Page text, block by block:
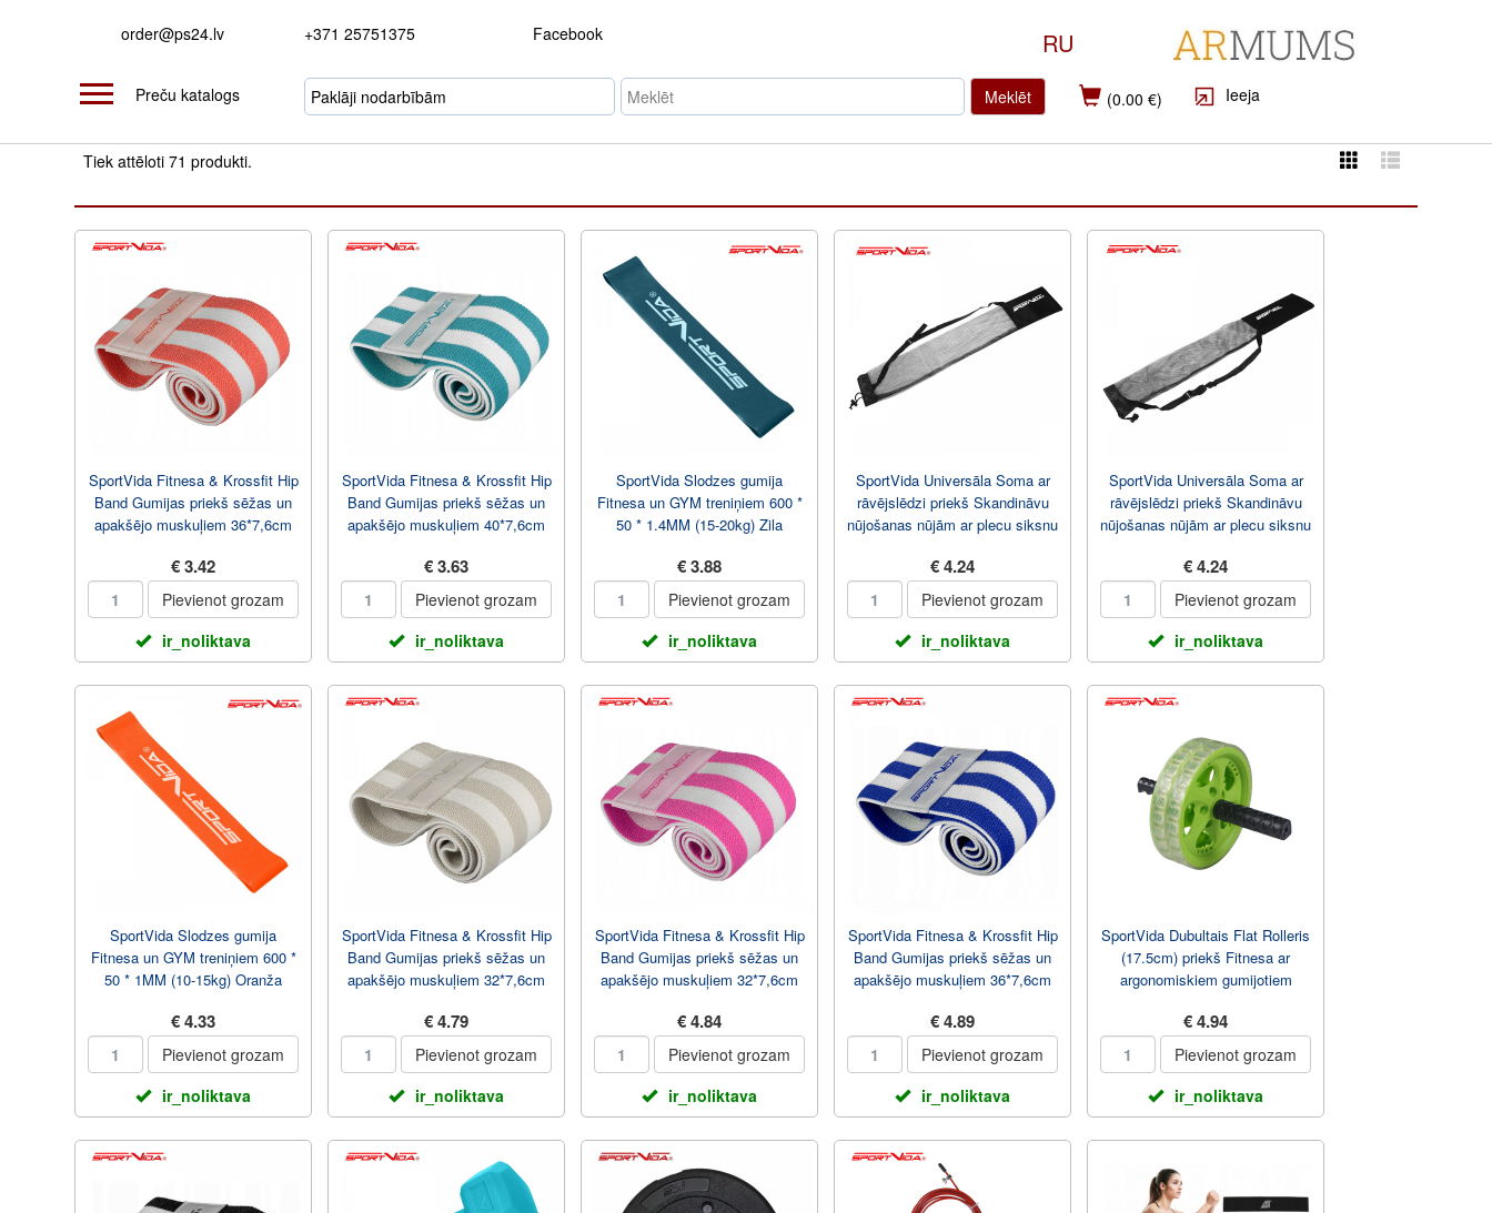
order@ps24.lv +371 25751375 Facebook RU
Preču katalogs Meklēt (0.00 €) Ieeja
Tiek attēloti 71 produkti.
SportVida Fitnesa & Krossfit Hip
Band Gumijas priekš sēžas un
apakšējo muskuļiem 36*7,6cm
€ 3.42
Pievienot grozam
ir_noliktava
SportVida Fitnesa & Krossfit Hip
Band Gumijas priekš sēžas un
apakšējo muskuļiem 40*7,6cm
€ 3.63
Pievienot grozam
ir_noliktava
SportVida Slodzes gumija
Fitnesa un GYM treniņiem 600 *
50 * 1.4MM (15-20kg) Zila
€ 3.88
Pievienot grozam
ir_noliktava
SportVida Universāla Soma ar
rāvējslēdzi priekš Skandināvu
nūjošanas nūjām ar plecu siksnu
€ 4.24
Pievienot grozam
ir_noliktava
SportVida Universāla Soma ar
rāvējslēdzi priekš Skandināvu
nūjošanas nūjām ar plecu siksnu
€ 4.24
Pievienot grozam
ir_noliktava
SportVida Slodzes gumija
Fitnesa un GYM treniņiem 600 *
50 * 1MM (10-15kg) Oranža
€ 4.33
Pievienot grozam
ir_noliktava
SportVida Fitnesa & Krossfit Hip
Band Gumijas priekš sēžas un
apakšējo muskuļiem 32*7,6cm
€ 4.79
Pievienot grozam
ir_noliktava
SportVida Fitnesa & Krossfit Hip
Band Gumijas priekš sēžas un
apakšējo muskuļiem 32*7,6cm
€ 4.84
Pievienot grozam
ir_noliktava
SportVida Fitnesa & Krossfit Hip
Band Gumijas priekš sēžas un
apakšējo muskuļiem 36*7,6cm
€ 4.89
Pievienot grozam
ir_noliktava
SportVida Dubultais Flat Rolleris
(17.5cm) priekš Fitnesa ar
argonomiskiem gumijotiem
€ 4.94
Pievienot grozam
ir_noliktava